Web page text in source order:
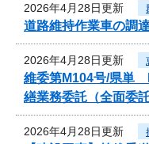
2026年4月28日更新
道路維持作業車の調
2026年4月28日更新
維委第M104号/県単
繕業務委託（全面委
2026年4月28日更新